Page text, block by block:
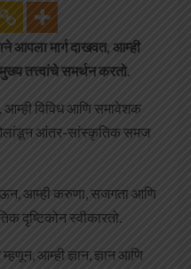
आपला मार्ग दाखवत, आम्ही
तत्त्वांचे समर्थन करतो.
आम्ही विविध आणि समावेशक
ओलांडून आंतर-सांस्कृतिक समज
आम्ही करुणा, सजगता आणि
दृष्टिकोन स्वीकारतो.
आम्ही ज्ञान, ज्ञान आणि